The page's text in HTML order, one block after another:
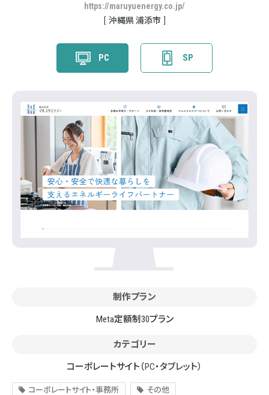
https://maruyuenergy.co.jp/
沖縄県 浦添市
PC SP
制作プラン
Meta定額制30プラン
カテゴリー
コーポレートサイト （PC・タブレット）
コーポレートサイト・事務所 その他